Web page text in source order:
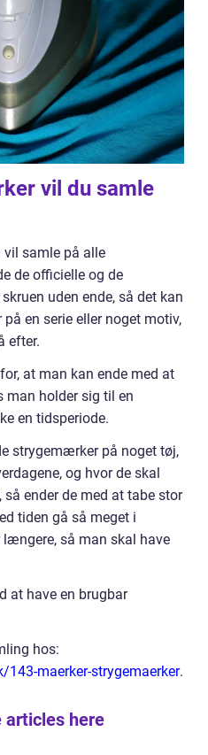
vil du samle
vil samle på alle
de officielle og de
uden ende, så det kan
en serie eller noget motiv,
efter.
at man kan ende med at
man holder sig til en
en tidsperiode.
strygemærker på noget tøj,
og hvor de skal
ender de med at tabe stor
tiden gå så meget i
længere, så man skal have
at have en brugbar
hos:
maerker-strygemaerker.
articles here